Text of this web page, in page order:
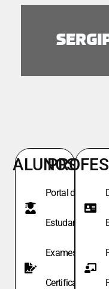
ALUNOS
Portal do
Estudante
Exames de
Certificação